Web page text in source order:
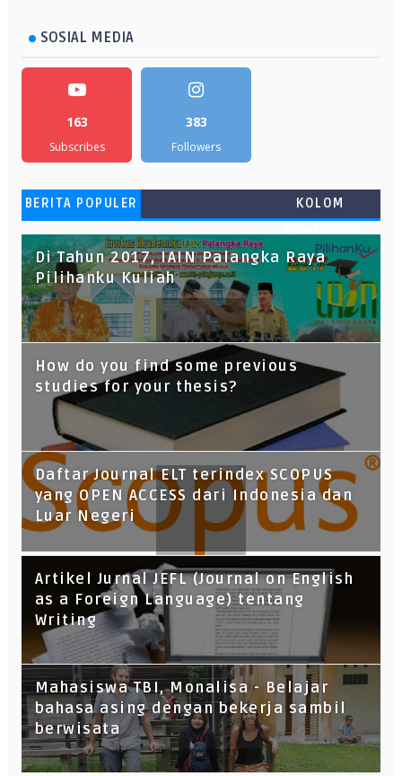
SOSIAL MEDIA
163
Subscribes
383
Followers
BERITA POPULER
KOLOM
KOMENTAR
Di Tahun 2017, IAIN Palangka Raya
Pilihanku Kuliah
How do you find some previous
studies for your thesis?
Daftar Journal ELT terindex SCOPUS
yang OPEN ACCESS dari Indonesia dan
Luar Negeri
Artikel Jurnal JEFL (Journal on English
as a Foreign Language) tentang
Writing
Mahasiswa TBI, Monalisa - Belajar
bahasa asing dengan bekerja sambil
berwisata